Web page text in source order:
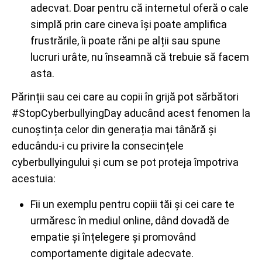
adecvat. Doar pentru că internetul oferă o cale
simplă prin care cineva își poate amplifica
frustrările, îi poate răni pe alții sau spune
lucruri urâte, nu înseamnă că trebuie să facem
asta.
Părinții sau cei care au copii în grijă pot sărbători
#StopCyberbullyingDay aducând acest fenomen la
cunoștința celor din generația mai tânără și
educându-i cu privire la consecințele
cyberbullyingului și cum se pot proteja împotriva
acestuia:
Fii un exemplu pentru copiii tăi și cei care te
urmăresc în mediul online, dând dovadă de
empatie și înțelegere și promovând
comportamente digitale adecvate.